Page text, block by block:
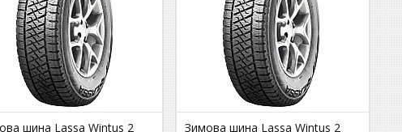
шина Lassa Wintus 2 Зимова шина Lassa Wintus 2